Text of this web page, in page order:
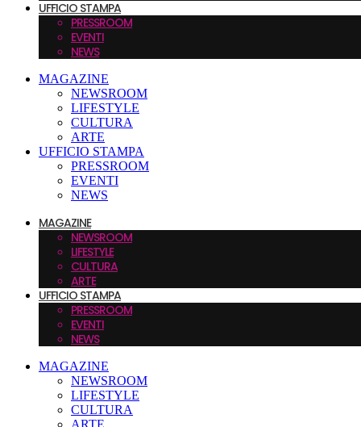
UFFICIO STAMPA
PRESSROOM
EVENTI
NEWS
MAGAZINE
NEWSROOM
LIFESTYLE
CULTURA
ARTE
UFFICIO STAMPA
PRESSROOM
EVENTI
NEWS
MAGAZINE
NEWSROOM
LIFESTYLE
CULTURA
ARTE
UFFICIO STAMPA
PRESSROOM
EVENTI
NEWS
MAGAZINE
NEWSROOM
LIFESTYLE
CULTURA
ARTE